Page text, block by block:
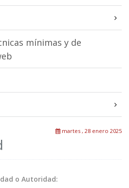
mínimas y de
martes , 28 enero 2025
o Autoridad: